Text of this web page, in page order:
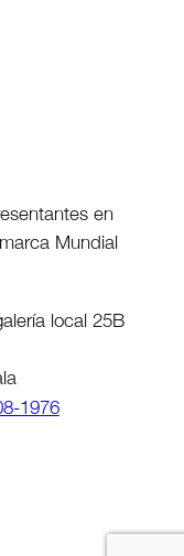
en
Mundial
local 25B
1976